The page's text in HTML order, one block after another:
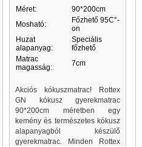
Méret:
90*200cm
Mosható:
Főzhető 95C°-
on
Huzat
alapanyag:
Speciális
főzhető
Matrac
magasság:
7cm
Akciós kókuszmatrac! Rottex
GN kókusz gyerekmatrac
90*200cm méretben egy
kemény és természetes kókusz
alapanyagból készülő
gyerekmatrac. Minden Rottex